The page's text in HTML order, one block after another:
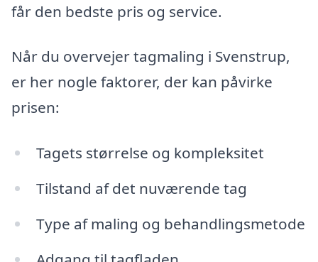
får den bedste pris og service.
Når du overvejer tagmaling i Svenstrup,
er her nogle faktorer, der kan påvirke
prisen:
Tagets størrelse og kompleksitet
Tilstand af det nuværende tag
Type af maling og behandlingsmetode